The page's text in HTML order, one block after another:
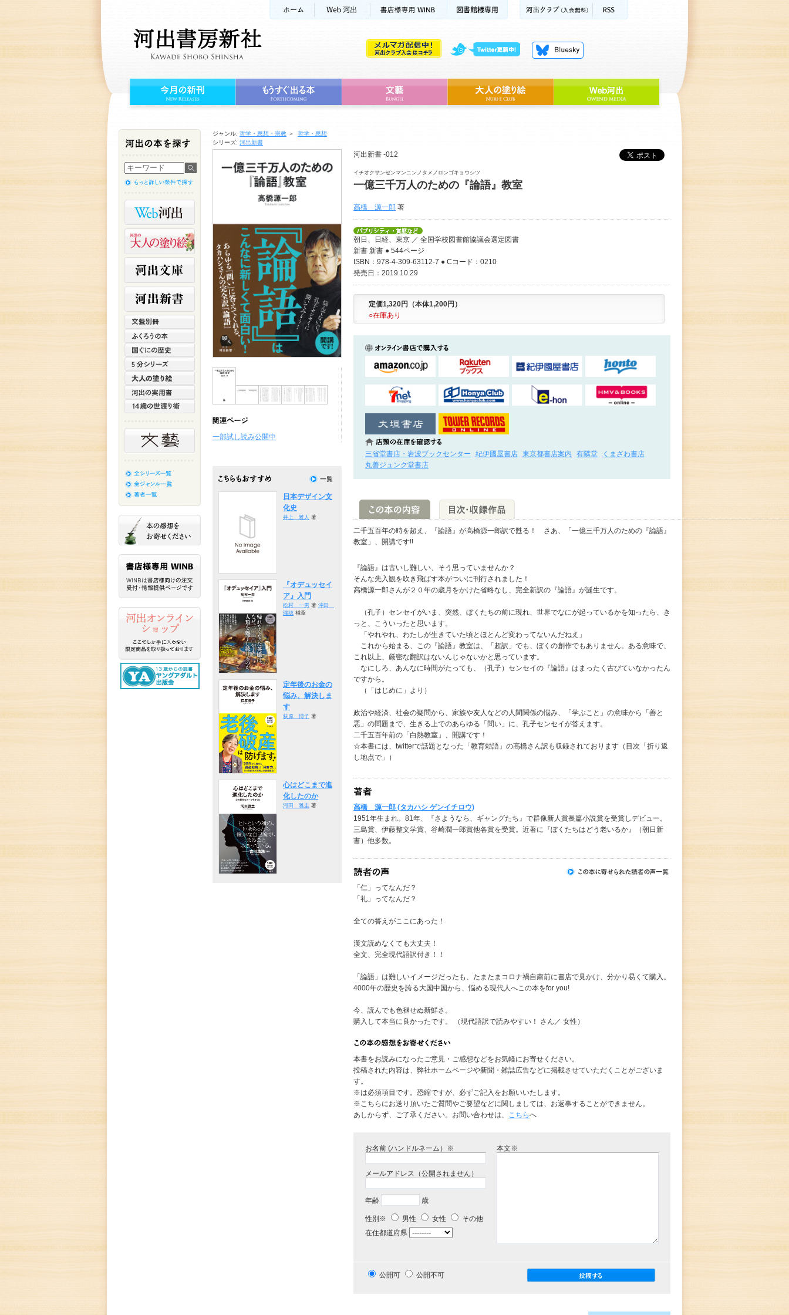
ジャンル: 哲学・思想・宗教 ＞
哲学・思想
シリーズ: 河出新書
河出新書 -012
イチオクサンゼンマンニンノタメノロンゴキョウシツ
一億三千万人のための『論語』教室
高橋 源一郎 著
朝日、日経、東京 ／ 全国学校図書館協議会選定図書
新書 新書 ● 544ページ
ISBN：978-4-309-63112-7 ● Cコード：0210
発売日：2019.10.29
定価1,320円（本体1,200円）
○在庫あり
三省堂書店・岩波ブックセンター 紀伊國屋書店 東京都書店案内 有隣堂
くまざわ書店
丸善ジュンク堂書店
二千五百年の時を超え、『論語』が高橋源一郎訳で甦る！ さあ、「一億三千万人のための『論語』
教室」、開講です!!
『論語』は古いし難しい、そう思っていませんか？
そんな先入観を吹き飛ばす本がついに刊行されました！
高橋源一郎さんが２０年の歳月をかけた省略なし、完全新訳の『論語』が誕生です。
（孔子）センセイがいま、突然、ぼくたちの前に現れ、世界でなにが起っているかを知ったら、き
っと、こういったと思います。
「やれやれ、わたしが生きていた頃とほとんど変わってないんだねえ」
これから始まる、この『論語』教室は、「超訳」でも、ぼくの創作でもありません。ある意味で、
これ以上、厳密な翻訳はないんじゃないかと思っています。
なにしろ、あんなに時間がたっても、（孔子）センセイの『論語』はまったく古びていなかったん
ですから。
（「はじめに」より）
政治や経済、社会の疑問から、家族や友人などの人間関係の悩み、「学ぶこと」の意味から「善と
悪」の問題まで、生きる上でのあらゆる「問い」に、孔子センセイが答えます。
二千五百年前の「白熱教室」、開講です！
☆本書には、twitterで話題となった「教育勅語」の高橋さん訳も収録されております（目次「折り返
し地点で」）
高橋 源一郎 (タカハシ ゲンイチロウ)
1951年生まれ。81年、『さようなら、ギャングたち』で群像新人賞長篇小説賞を受賞しデビュー。
三島賞、伊藤整文学賞、谷崎潤一郎賞他各賞を受賞。近著に『ぼくたちはどう老いるか』（朝日新
書）他多数。
「仁」ってなんだ？
「礼」ってなんだ？
全ての答えがここにあった！
漢文読めなくても大丈夫！
全文、完全現代語訳付き！！
「論語」は難しいイメージだったも、たまたまコロナ禍自粛前に書店で見かけ、分かり易くて購入。
4000年の歴史を誇る大国中国から、悩める現代人へこの本をfor you!
今、読んでも色褪せぬ新鮮さ。
購入して本当に良かったです。 （現代語訳で読みやすい！ さん／ 女性）
本書をお読みになったご意見・ご感想などをお気軽にお寄せください。
投稿された内容は、弊社ホームページや新聞・雑誌広告などに掲載させていただくことがございま
す。
※は必須項目です。恐縮ですが、必ずご記入をお願いいたします。
※こちらにお送り頂いたご質問やご要望などに関しましては、お返事することができません。
あしからず、ご了承ください。お問い合わせは、 こちらへ
お名前 (ハンドルネーム）※
メールアドレス（公開されません）
年齢 歳
性別※ 男性 女性
その他
在住都道府県
本文※
公開可 公開不可
一部試し読み公開中
日本デザイン文
化史
井上 雅人 著
『オデュッセイ
ア』入門
松村 一男 著 沖田
瑞穂 補章
定年後のお金の
悩み、解決しま
す
荻原 博子 著
心はどこまで進
化したのか
河田 雅圭 著